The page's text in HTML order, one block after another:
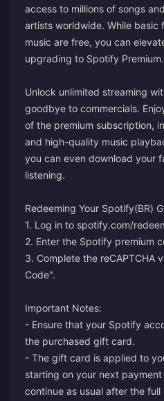
access to millions of songs
artists worldwide. While basic
music are free, you can
upgrading to Spotify Premium.
Unlock unlimited streaming
goodbye to commercials.
of the premium subscription,
and high-quality music
you can even download your
listening.
Redeeming Your Spotify(BR)
1. Log in to spotify.com/
2. Enter the Spotify premium
3. Complete the reCAPTCHA
Code".
Important Notes:
- Ensure that your Spotify
the purchased gift card.
- The gift card is applied to
starting on your next
continue as usual after the